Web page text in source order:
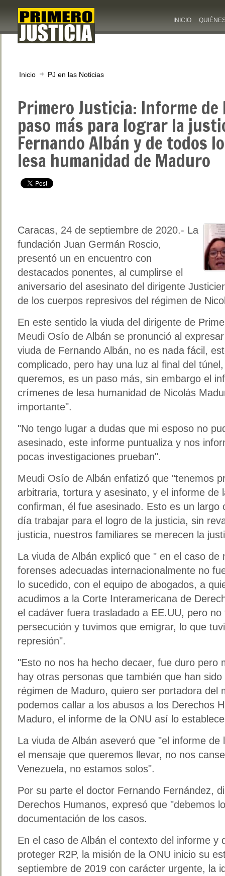
INICIO
Inicio PJ en las Noticias
Primero Justicia: Informe de
paso más para lograr la
Fernando Albán y de todos
lesa humanidad de Maduro
Caracas, 24 de septiembre de 2020.- La
fundación Juan Germán Roscio,
presentó un en encuentro con
destacados ponentes, al cumplirse el
aniversario del asesinato del dirigente
de los cuerpos represivos del régimen de
En este sentido la viuda del dirigente de
Meudi Osío de Albán se pronunció al
viuda de Fernando Albán, no es nada fácil,
complicado, pero hay una luz al final del
queremos, es un paso más, sin embargo el
crímenes de lesa humanidad de Nicolás
importante".
"No tengo lugar a dudas que mi esposo no
asesinado, este informe puntualiza y nos
pocas investigaciones prueban".
Meudi Osío de Albán enfatizó que "tenemos
arbitraria, tortura y asesinato, y el informe de
confirman, él fue asesinado. Esto es un largo
día trabajar para el logro de la justicia, sin
justicia, nuestros familiares se merecen la
La viuda de Albán explicó que " en el caso de
forenses adecuadas internacionalmente no
lo sucedido, con el equipo de abogados, a
acudimos a la Corte Interamericana de
el cadáver fuera trasladado a EE.UU, pero no
persecución y tuvimos que emigrar, lo que
represión".
"Esto no nos ha hecho decaer, fue duro pero
hay otras personas que también que han
régimen de Maduro, quiero ser portadora del
podemos callar a los abusos a los Derechos
Maduro, el informe de la ONU así lo
La viuda de Albán aseveró que "el informe
el mensaje que queremos llevar, no nos
Venezuela, no estamos solos".
Por su parte el doctor Fernando Fernández,
Derechos Humanos, expresó que "debemos
documentación de los casos.
En el caso de Albán el contexto del informe y
proteger R2P, la misión de la ONU inicio su
septiembre de 2019 con carácter urgente, la